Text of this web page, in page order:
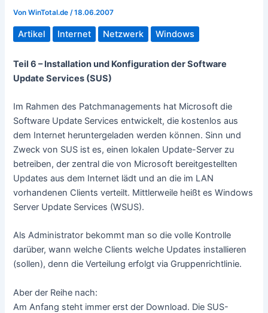
VonWinTotal.de/18.06.2007
Artikel Internet Netzwerk Windows
Teil 6 – Installation und Konfiguration der Software
Update Services (SUS)
Im Rahmen des Patchmanagements hat Microsoft die
Software Update Services entwickelt, die kostenlos aus
dem Internet heruntergeladen werden können. Sinn und
Zweck von SUS ist es, einen lokalen Update-Server zu
betreiben, der zentral die von Microsoft bereitgestellten
Updates aus dem Internet lädt und an die im LAN
vorhandenen Clients verteilt. Mittlerweile heißt es Windows
Server Update Services (WSUS).
Als Administrator bekommt man so die volle Kontrolle
darüber, wann welche Clients welche Updates installieren
(sollen), denn die Verteilung erfolgt via Gruppenrichtlinie.
Aber der Reihe nach:
Am Anfang steht immer erst der Download. Die SUS-